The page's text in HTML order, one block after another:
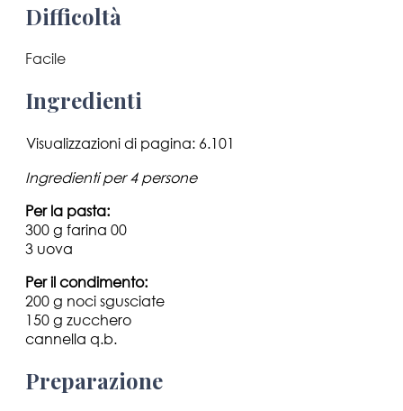
Difficoltà
Facile
Ingredienti
Visualizzazioni di pagina: 6.101
Ingredienti per 4 persone
Per la pasta:
300 g farina 00
3 uova
Per il condimento:
200 g noci sgusciate
150 g zucchero
cannella q.b.
Preparazione